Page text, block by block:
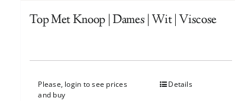
Top Met Knoop | Dames | Wit | Viscose
Please, login to see prices
and buy
Details